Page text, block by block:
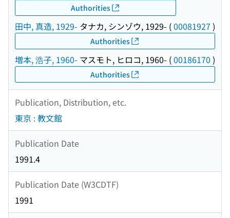
Authorities
田中, 真造, 1929- タナカ, シンゾウ, 1929- (00081927 )
Authorities
増本, 浩子, 1960- マスモト, ヒロコ, 1960- (00186170 )
Authorities
Publication, Distribution, etc.
東京 : 教文館
Publication Date
1991.4
Publication Date (W3CDTF)
1991